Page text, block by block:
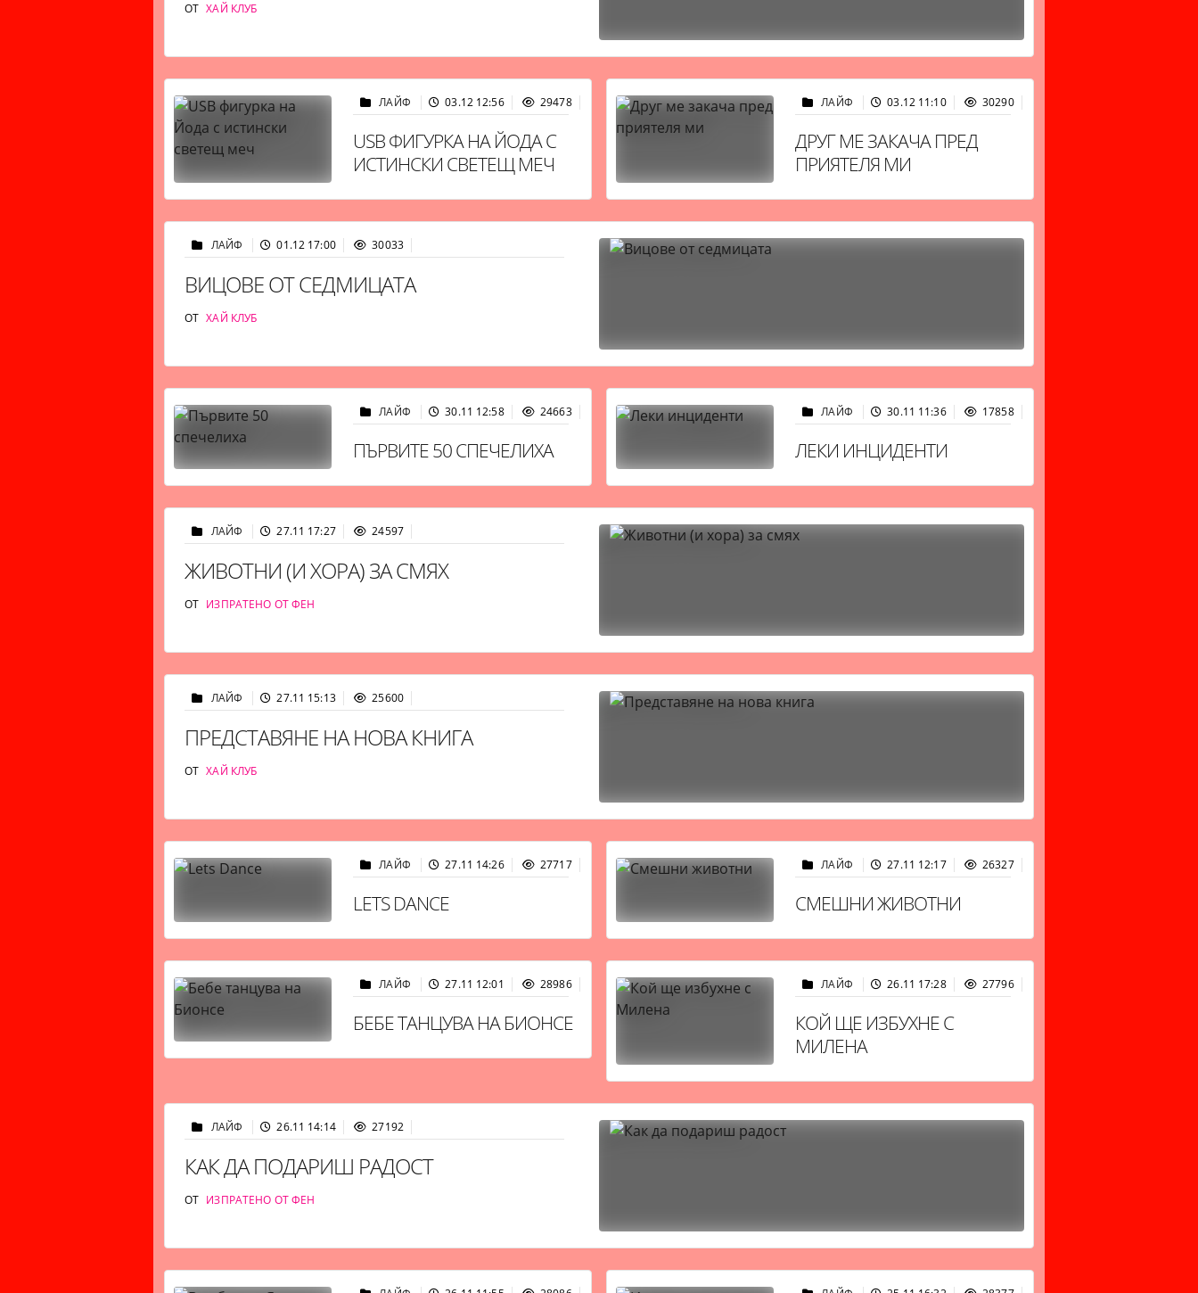
ОТ ХАЙ КЛУБ
ЛАЙФ 03.12 12:56 29478
USB ФИГУРКА НА ЙОДА С
ИСТИНСКИ СВЕТЕЩ МЕЧ
ЛАЙФ 03.12 11:10 30290
ДРУГ МЕ ЗАКАЧА ПРЕД
ПРИЯТЕЛЯ МИ
ЛАЙФ 01.12 17:00 30033
ВИЦОВЕ ОТ СЕДМИЦАТА
ОТ ХАЙ КЛУБ
ЛАЙФ 30.11 12:58 24663
ПЪРВИТЕ 50 СПЕЧЕЛИХА
ЛАЙФ 30.11 11:36 17858
ЛЕКИ ИНЦИДЕНТИ
ЛАЙФ 27.11 17:27 24597
ЖИВОТНИ (И ХОРА) ЗА СМЯХ
ОТ ИЗПРАТЕНО ОТ ФЕН
ЛАЙФ 27.11 15:13 25600
ПРЕДСТАВЯНЕ НА НОВА КНИГА
ОТ ХАЙ КЛУБ
ЛАЙФ 27.11 14:26 27717
LETS DANCE
ЛАЙФ 27.11 12:17 26327
СМЕШНИ ЖИВОТНИ
ЛАЙФ 27.11 12:01 28986
БЕБЕ ТАНЦУВА НА БИОНСЕ
ЛАЙФ 26.11 17:28 27796
КОЙ ЩЕ ИЗБУХНЕ С
МИЛЕНА
ЛАЙФ 26.11 14:14 27192
КАК ДА ПОДАРИШ РАДОСТ
ОТ ИЗПРАТЕНО ОТ ФЕН